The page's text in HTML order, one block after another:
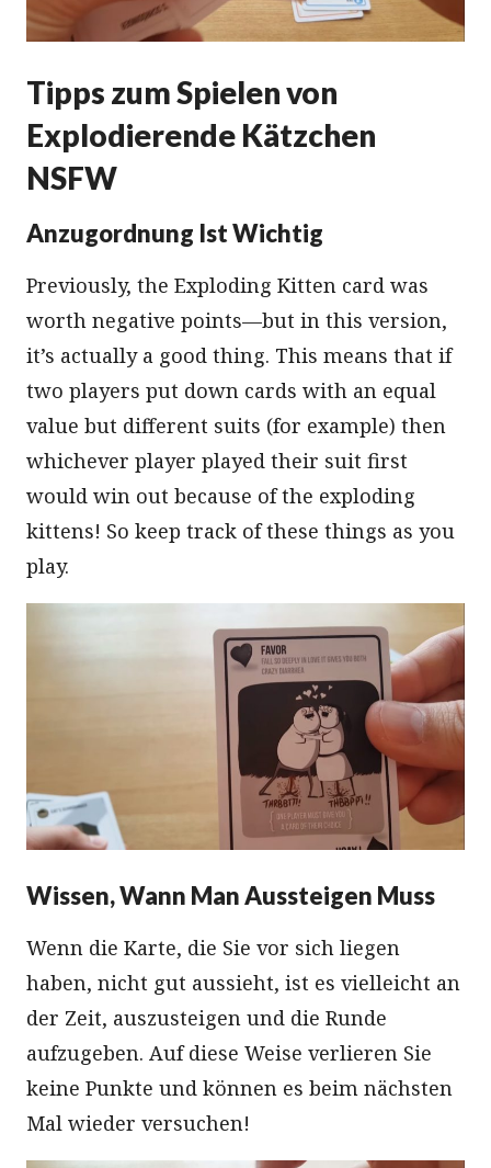
Tipps zum Spielen von
Explodierende Kätzchen
NSFW
Anzugordnung Ist Wichtig
Previously, the Exploding Kitten card was
worth negative points—but in this version,
it’s actually a good thing. This means that if
two players put down cards with an equal
value but different suits (for example) then
whichever player played their suit first
would win out because of the exploding
kittens! So keep track of these things as you
play.
Wissen, Wann Man Aussteigen Muss
Wenn die Karte, die Sie vor sich liegen
haben, nicht gut aussieht, ist es vielleicht an
der Zeit, auszusteigen und die Runde
aufzugeben. Auf diese Weise verlieren Sie
keine Punkte und können es beim nächsten
Mal wieder versuchen!